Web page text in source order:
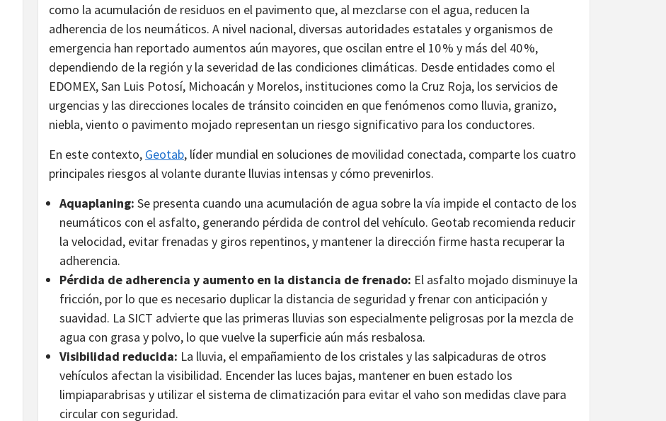
como la acumulación de residuos en el pavimento que, al mezclarse con el agua, reducen la
adherencia de los neumáticos. A nivel nacional, diversas autoridades estatales y organismos de
emergencia han reportado aumentos aún mayores, que oscilan entre el 10 % y más del 40 %,
dependiendo de la región y la severidad de las condiciones climáticas. Desde entidades como el
EDOMEX, San Luis Potosí, Michoacán y Morelos, instituciones como la Cruz Roja, los servicios de
urgencias y las direcciones locales de tránsito coinciden en que fenómenos como lluvia, granizo,
niebla, viento o pavimento mojado representan un riesgo significativo para los conductores.
En este contexto, Geotab, líder mundial en soluciones de movilidad conectada, comparte los cuatro
principales riesgos al volante durante lluvias intensas y cómo prevenirlos.
Aquaplaning: Se presenta cuando una acumulación de agua sobre la vía impide el contacto de los
neumáticos con el asfalto, generando pérdida de control del vehículo. Geotab recomienda reducir
la velocidad, evitar frenadas y giros repentinos, y mantener la dirección firme hasta recuperar la
adherencia.
Pérdida de adherencia y aumento en la distancia de frenado: El asfalto mojado disminuye la
fricción, por lo que es necesario duplicar la distancia de seguridad y frenar con anticipación y
suavidad. La SICT advierte que las primeras lluvias son especialmente peligrosas por la mezcla de
agua con grasa y polvo, lo que vuelve la superficie aún más resbalosa.
Visibilidad reducida: La lluvia, el empañamiento de los cristales y las salpicaduras de otros
vehículos afectan la visibilidad. Encender las luces bajas, mantener en buen estado los
limpiaparabrisas y utilizar el sistema de climatización para evitar el vaho son medidas clave para
circular con seguridad.